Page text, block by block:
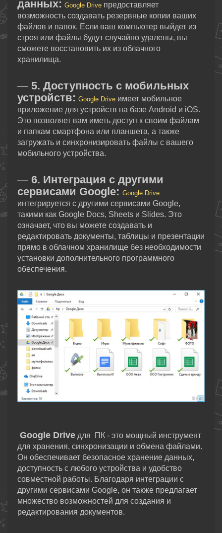
данных: Google Drive предоставляет
возможность создавать резервные копии ваших
файлов и папок. Если ваш компьютер выйдет из
строя или файлы будут случайно удалены, вы
сможете восстановить их из облачного
хранилища.
— 5. Доступность с мобильных
устройств: Google Drive имеет мобильное
приложение для устройств на базе Android и iOS.
Это позволяет вам иметь доступ к своим файлам
и папкам смартфона или планшета, а также
загружать и синхронизировать файлы с вашего
мобильного устройства.
— 6. Интеграция с другими
сервисами Google: Google Drive
интегрируется с другими сервисами Google,
такими как Google Docs, Sheets и Slides. Это
означает, что вы можете создавать и
редактировать документы, таблицы и презентации
прямо в облачном хранилище без необходимости
установки дополнительного программного
обеспечения.
Google Drive для ПК - это мощный инструмент
для хранения, синхронизации и обмена файлами.
Он обеспечивает безопасное хранение данных,
доступность с любого устройства и удобство
совместной работы. Благодаря интеграции с
другими сервисами Google, он также предлагает
множество возможностей для создания и
редактирования документов.